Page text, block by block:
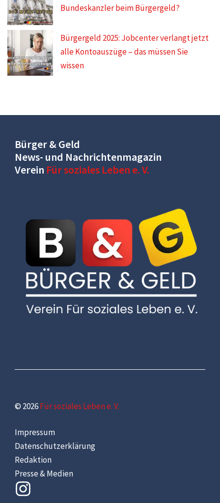
Bundeskanzler beim Bürgergeld?
Bürgergeld 2025: Jobcenter verlangt jetzt
alle Kontoauszüge – das müssen Sie
wissen
Bürger & Geld
News- und Nachrichtenmagazin
Verein Für soziales Leben e. V.
© 2026Für soziales Leben e. V.
Impressum
Datenschutzerklärung
Redaktion
Presse & Medien